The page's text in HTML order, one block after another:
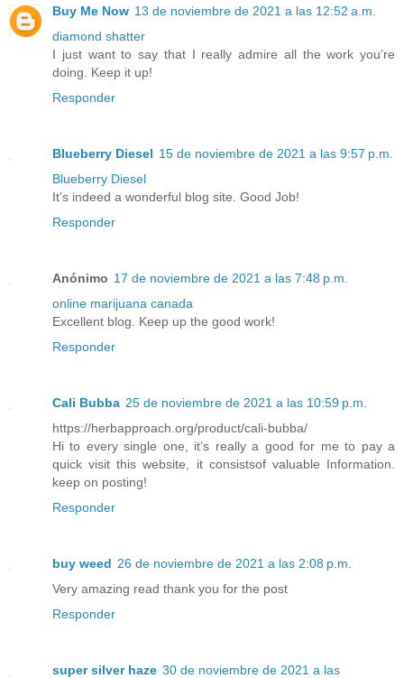
Buy Me Now 13 de noviembre de 2021 a las 12:52 a.m.
diamond shatter
I just want to say that I really admire all the work you’re
doing. Keep it up!
Responder
Blueberry Diesel 15 de noviembre de 2021 a las 9:57 p.m.
Blueberry Diesel
It’s indeed a wonderful blog site. Good Job!
Responder
Anónimo 17 de noviembre de 2021 a las 7:48 p.m.
online marijuana canada
Excellent blog. Keep up the good work!
Responder
Cali Bubba 25 de noviembre de 2021 a las 10:59 p.m.
https://herbapproach.org/product/cali-bubba/
Hi to every single one, it’s really a good for me to pay a
quick visit this website, it consistsof valuable Information.
keep on posting!
Responder
buy weed 26 de noviembre de 2021 a las 2:08 p.m.
Very amazing read thank you for the post
Responder
super silver haze 30 de noviembre de 2021 a las